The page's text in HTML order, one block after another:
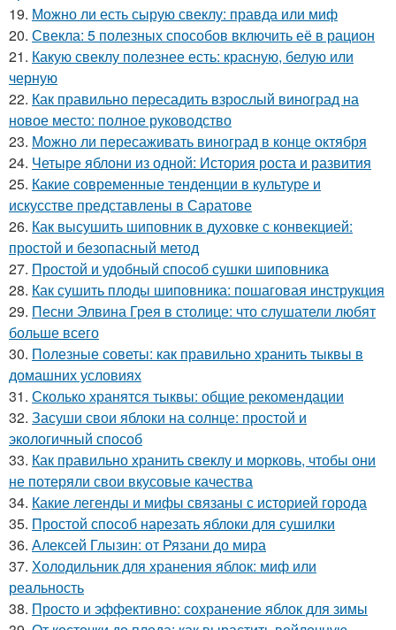
19. Можно ли есть сырую свеклу: правда или миф
20. Свекла: 5 полезных способов включить её в рацион
21. Какую свеклу полезнее есть: красную, белую или
черную
22. Как правильно пересадить взрослый виноград на
новое место: полное руководство
23. Можно ли пересаживать виноград в конце октября
24. Четыре яблони из одной: История роста и развития
25. Какие современные тенденции в культуре и
искусстве представлены в Саратове
26. Как высушить шиповник в духовке с конвекцией:
простой и безопасный метод
27. Простой и удобный способ сушки шиповника
28. Как сушить плоды шиповника: пошаговая инструкция
29. Песни Элвина Грея в столице: что слушатели любят
больше всего
30. Полезные советы: как правильно хранить тыквы в
домашних условиях
31. Сколько хранятся тыквы: общие рекомендации
32. Засуши свои яблоки на солнце: простой и
экологичный способ
33. Как правильно хранить свеклу и морковь, чтобы они
не потеряли свои вкусовые качества
34. Какие легенды и мифы связаны с историей города
35. Простой способ нарезать яблоки для сушилки
36. Алексей Глызин: от Рязани до мира
37. Холодильник для хранения яблок: миф или
реальность
38. Просто и эффективно: сохранение яблок для зимы